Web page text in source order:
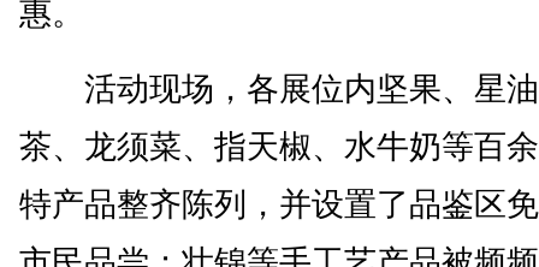
惠。
活动现场，各展位内坚果、星
茶、龙须菜、指天椒、水牛奶等百
特产品整齐陈列，并设置了品鉴区